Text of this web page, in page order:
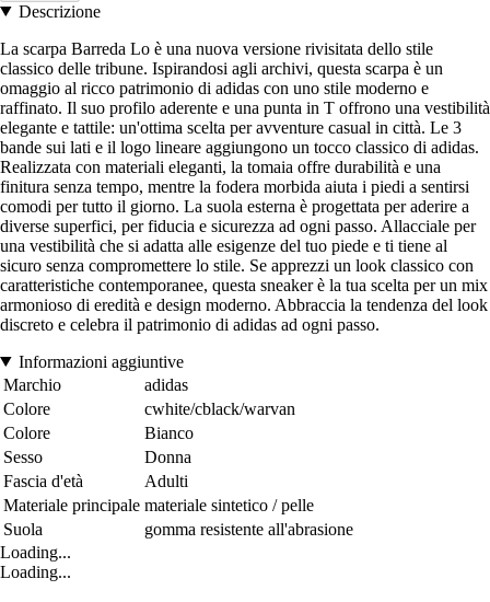
Descrizione
La scarpa Barreda Lo è una nuova versione rivisitata dello stile
classico delle tribune. Ispirandosi agli archivi, questa scarpa è un
omaggio al ricco patrimonio di adidas con uno stile moderno e
raffinato. Il suo profilo aderente e una punta in T offrono una vestibilità
elegante e tattile: un'ottima scelta per avventure casual in città. Le 3
bande sui lati e il logo lineare aggiungono un tocco classico di adidas.
Realizzata con materiali eleganti, la tomaia offre durabilità e una
finitura senza tempo, mentre la fodera morbida aiuta i piedi a sentirsi
comodi per tutto il giorno. La suola esterna è progettata per aderire a
diverse superfici, per fiducia e sicurezza ad ogni passo. Allacciale per
una vestibilità che si adatta alle esigenze del tuo piede e ti tiene al
sicuro senza compromettere lo stile. Se apprezzi un look classico con
caratteristiche contemporanee, questa sneaker è la tua scelta per un mix
armonioso di eredità e design moderno. Abbraccia la tendenza del look
discreto e celebra il patrimonio di adidas ad ogni passo.
Informazioni aggiuntive
Marchio
adidas
Colore
cwhite/cblack/warvan
Colore
Bianco
Sesso
Donna
Fascia d'età
Adulti
Materiale principale materiale sintetico / pelle
Suola
gomma resistente all'abrasione
Loading...
Loading...